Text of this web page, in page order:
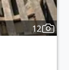
12